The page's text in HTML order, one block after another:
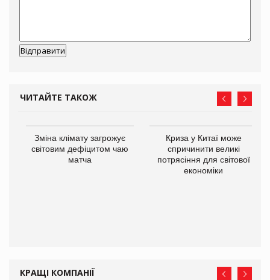
ЧИТАЙТЕ ТАКОЖ
Зміна клімату загрожує
світовим дефіцитом чаю
матча
Криза у Китаї може
спричинити великі
потрясіння для світової
економіки
КРАЩІ КОМПАНІЇ